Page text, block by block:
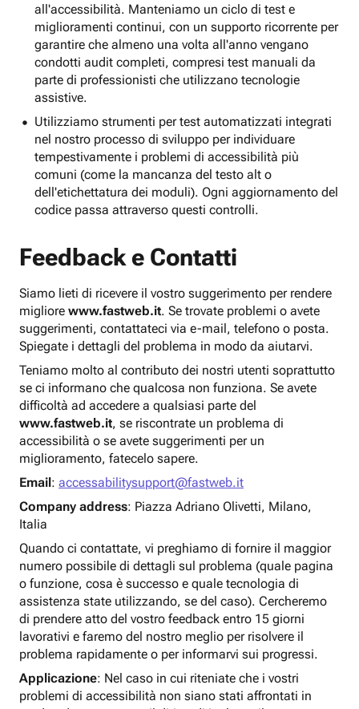
all'accessibilità. Manteniamo un ciclo di test e
miglioramenti continui, con un supporto ricorrente per
garantire che almeno una volta all'anno vengano
condotti audit completi, compresi test manuali da
parte di professionisti che utilizzano tecnologie
assistive.
Utilizziamo strumenti per test automatizzati integrati
nel nostro processo di sviluppo per individuare
tempestivamente i problemi di accessibilità più
comuni (come la mancanza del testo alt o
dell'etichettatura dei moduli). Ogni aggiornamento del
codice passa attraverso questi controlli.
Feedback e Contatti
Siamo lieti di ricevere il vostro suggerimento per rendere
migliore www.fastweb.it. Se trovate problemi o avete
suggerimenti, contattateci via e-mail, telefono o posta.
Spiegate i dettagli del problema in modo da aiutarvi.
Teniamo molto al contributo dei nostri utenti soprattutto
se ci informano che qualcosa non funziona. Se avete
difficoltà ad accedere a qualsiasi parte del
www.fastweb.it, se riscontrate un problema di
accessibilità o se avete suggerimenti per un
miglioramento, fatecelo sapere.
Email: accessabilitysupport@fastweb.it
Company address: Piazza Adriano Olivetti, Milano,
Italia
Quando ci contattate, vi preghiamo di fornire il maggior
numero possibile di dettagli sul problema (quale pagina
o funzione, cosa è successo e quale tecnologia di
assistenza state utilizzando, se del caso). Cercheremo
di prendere atto del vostro feedback entro 15 giorni
lavorativi e faremo del nostro meglio per risolvere il
problema rapidamente o per informarvi sui progressi.
Applicazione: Nel caso in cui riteniate che i vostri
problemi di accessibilità non siano stati affrontati in